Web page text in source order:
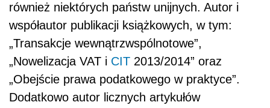
również niektórych państw unijnych. Autor i
współautor publikacji książkowych, w tym:
„Transakcje wewnątrzwspólnotowe”,
„Nowelizacja VAT i CIT 2013/2014” oraz
„Obejście prawa podatkowego w praktyce”.
Dodatkowo autor licznych artykułów